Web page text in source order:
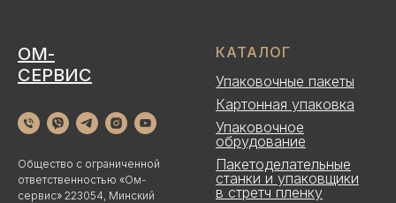
ОМ-
СЕРВИС
Общество с ограниченной
ответственностью «Ом-
сервис» 223054, Минский
КАТАЛОГ
Упаковочные пакеты
Картонная упаковка
Упаковочное
обрудование
Пакетоделательные
станки и упаковщики
в стретч пленку